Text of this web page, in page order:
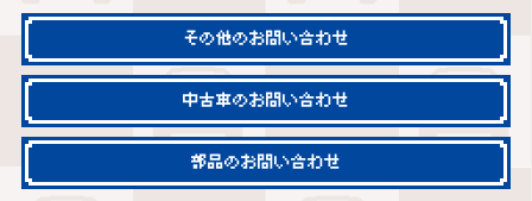
その他のお問い合わせ
中古車のお問い合わせ
部品のお問い合わせ